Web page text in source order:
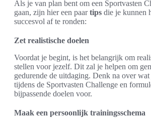
Als je van plan bent om een Sportvasten
gaan, zijn hier een paartips die je kunnen
succesvol af te ronden:
Zet realistische doelen
Voordat je begint, is het belangrijk om
stellen voor jezelf. Dit zal je helpen om
gedurende de uitdaging. Denk na over
tijdens de Sportvasten Challenge en
bijpassende doelen voor.
Maak een persoonlijk trainingsschema